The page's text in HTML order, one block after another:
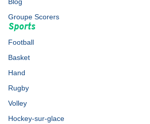
Groupe Scorers
Sports
Football
Basket
Hand
Rugby
Volley
Hockey-sur-glace